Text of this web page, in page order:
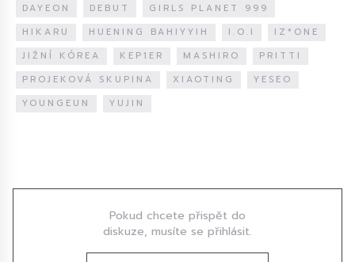
DAYEON
DEBUT
GIRLS PLANET 999
HIKARU
HUENING BAHIYYIH I.O.I
IZ*ONE
JIŽNÍ KÓREA
KEP1ER MASHIRO
PRITTI
PROJEKOVÁ SKUPINA
XIAOTING
YESEO
YOUNGEUN
YUJIN
Pokud chcete přispět do
diskuze, musíte se přihlásit.